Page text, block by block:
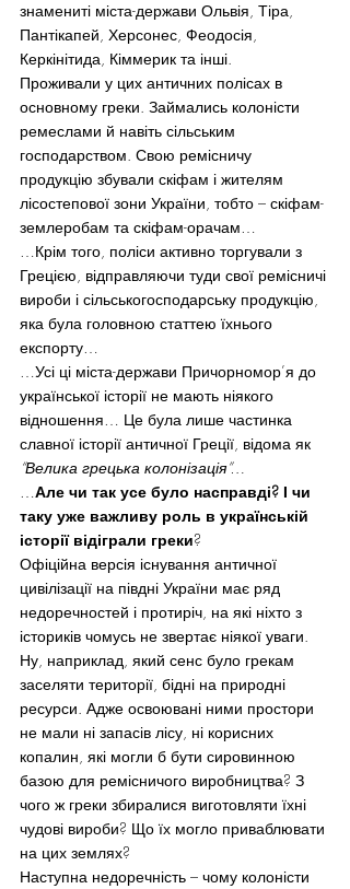
знамениті міста-держави Ольвія, Тіра,
Пантікапей, Херсонес, Феодосія,
Керкінітида, Кіммерик та інші.
Проживали у цих античних полісах в
основному греки. Займались колоністи
ремеслами й навіть сільським
господарством. Свою ремісничу
продукцію збували скіфам і жителям
лісостепової зони України, тобто – скіфам-
землеробам та скіфам-орачам…
…Крім того, поліси активно торгували з
Грецією, відправляючи туди свої ремісничі
вироби і сільськогосподарську продукцію,
яка була головною статтею їхнього
експорту…
…Усі ці міста-держави Причорномор’я до
української історії не мають ніякого
відношення… Це була лише частинка
славної історії античної Греції, відома як
“Велика грецька колонізація”…
…Але чи так усе було насправді? І чи
таку уже важливу роль в українській
історії відіграли греки?
Офіційна версія існування античної
цивілізації на півдні України має ряд
недоречностей і протиріч, на які ніхто з
істориків чомусь не звертає ніякої уваги.
Ну, наприклад, який сенс було грекам
заселяти території, бідні на природні
ресурси. Адже освоювані ними простори
не мали ні запасів лісу, ні корисних
копалин, які могли б бути сировинною
базою для ремісничого виробництва? З
чого ж греки збиралися виготовляти їхні
чудові вироби? Що їх могло приваблювати
на цих землях?
Наступна недоречність – чому колоністи